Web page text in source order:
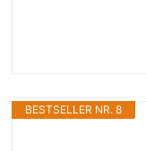
BESTSELLER NR. 8